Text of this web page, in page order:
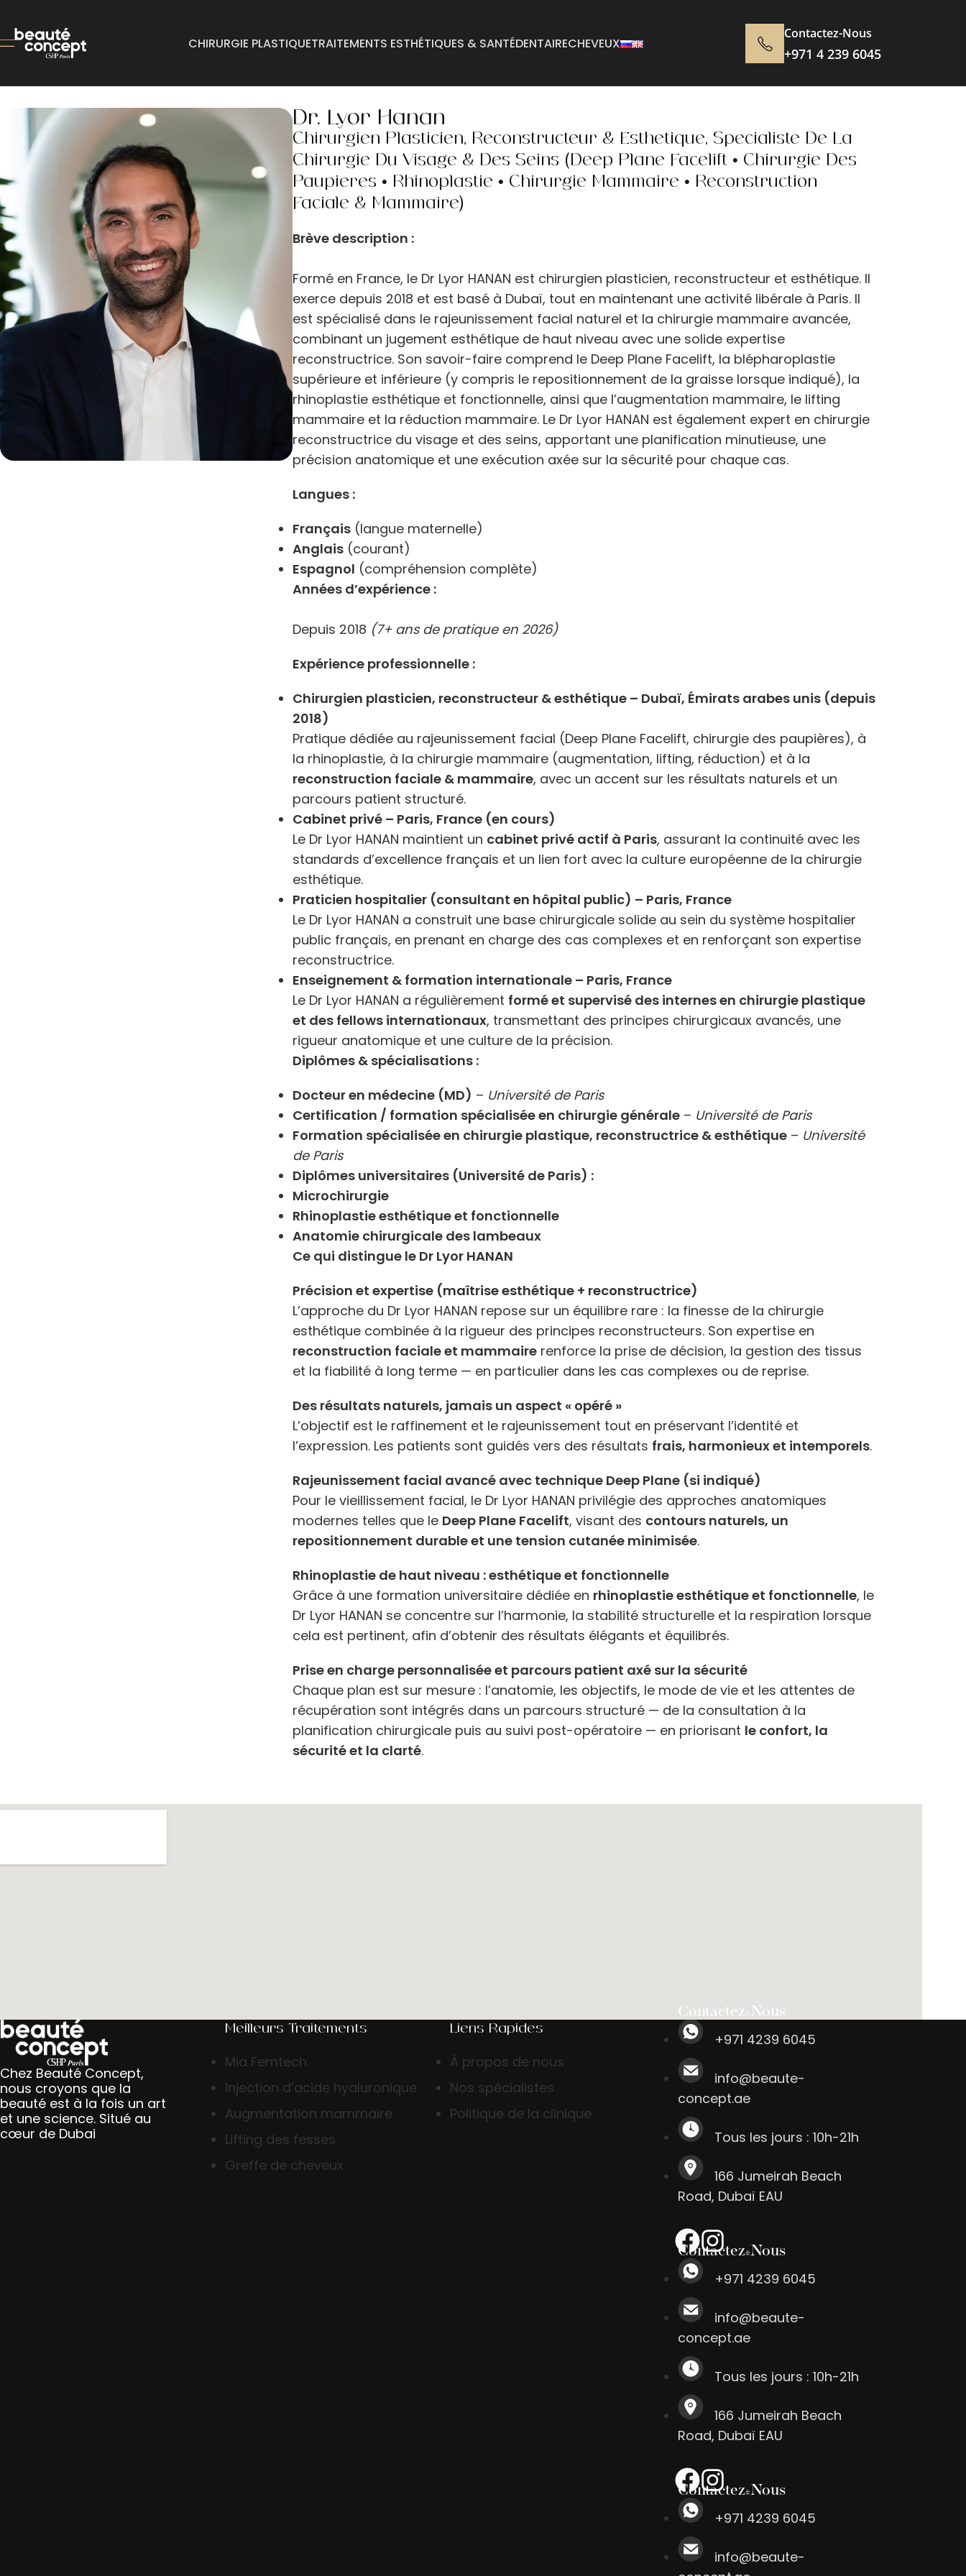
CHIRURGIE PLASTIQUE
Lifting des bras
Lifting du corps
Augmentation mammaire
Augmentation des seins
Réduction mammaire
Graisse buccale
Augmentation des fesses
(BBL)
Lipome
Liposuccion
Réduction mammaire
masculine
TRAITEMENTS ESTHÉTIQUES & SANTÉDENTAIRECHEVEUX
Contactez-Nous
+971 4 239 6045
Dr. Lyor Hanan
Chirurgien Plasticien, Reconstructeur & Esthétique, Spécialiste De La
Chirurgie Du Visage & Des Seins (Deep Plane Facelift • Chirurgie Des
Paupières • Rhinoplastie • Chirurgie Mammaire • Reconstruction
Faciale & Mammaire)
Brève description :
Formé en France, le Dr Lyor HANAN est chirurgien plasticien, reconstructeur et esthétique. Il
exerce depuis 2018 et est basé à Dubaï, tout en maintenant une activité libérale à Paris. Il
est spécialisé dans le rajeunissement facial naturel et la chirurgie mammaire avancée,
combinant un jugement esthétique de haut niveau avec une solide expertise
reconstructrice. Son savoir-faire comprend le Deep Plane Facelift, la blépharoplastie
supérieure et inférieure (y compris le repositionnement de la graisse lorsque indiqué), la
rhinoplastie esthétique et fonctionnelle, ainsi que l’augmentation mammaire, le lifting
mammaire et la réduction mammaire. Le Dr Lyor HANAN est également expert en chirurgie
reconstructrice du visage et des seins, apportant une planification minutieuse, une
précision anatomique et une exécution axée sur la sécurité pour chaque cas.
Langues :
Français (langue maternelle)
Anglais (courant)
Espagnol (compréhension complète)
Années d’expérience :
Depuis 2018 (7+ ans de pratique en 2026)
Expérience professionnelle :
Chirurgien plasticien, reconstructeur & esthétique – Dubaï, Émirats arabes unis (depuis
2018)
Pratique dédiée au rajeunissement facial (Deep Plane Facelift, chirurgie des paupières), à
la rhinoplastie, à la chirurgie mammaire (augmentation, lifting, réduction) et à la
reconstruction faciale & mammaire, avec un accent sur les résultats naturels et un
parcours patient structuré.
Cabinet privé – Paris, France (en cours)
Le Dr Lyor HANAN maintient un cabinet privé actif à Paris, assurant la continuité avec les
standards d’excellence français et un lien fort avec la culture européenne de la chirurgie
esthétique.
Praticien hospitalier (consultant en hôpital public) – Paris, France
Le Dr Lyor HANAN a construit une base chirurgicale solide au sein du système hospitalier
public français, en prenant en charge des cas complexes et en renforçant son expertise
reconstructrice.
Enseignement & formation internationale – Paris, France
Le Dr Lyor HANAN a régulièrement formé et supervisé des internes en chirurgie plastique
et des fellows internationaux, transmettant des principes chirurgicaux avancés, une
rigueur anatomique et une culture de la précision.
Diplômes & spécialisations :
Docteur en médecine (MD) – Université de Paris
Certification / formation spécialisée en chirurgie générale – Université de Paris
Formation spécialisée en chirurgie plastique, reconstructrice & esthétique – Université
de Paris
Diplômes universitaires (Université de Paris) :
Microchirurgie
Rhinoplastie esthétique et fonctionnelle
Anatomie chirurgicale des lambeaux
Ce qui distingue le Dr Lyor HANAN
Précision et expertise (maîtrise esthétique + reconstructrice)
L’approche du Dr Lyor HANAN repose sur un équilibre rare : la finesse de la chirurgie
esthétique combinée à la rigueur des principes reconstructeurs. Son expertise en
reconstruction faciale et mammaire renforce la prise de décision, la gestion des tissus
et la fiabilité à long terme — en particulier dans les cas complexes ou de reprise.
Des résultats naturels, jamais un aspect « opéré »
L’objectif est le raffinement et le rajeunissement tout en préservant l’identité et
l’expression. Les patients sont guidés vers des résultats frais, harmonieux et intemporels.
Rajeunissement facial avancé avec technique Deep Plane (si indiqué)
Pour le vieillissement facial, le Dr Lyor HANAN privilégie des approches anatomiques
modernes telles que le Deep Plane Facelift, visant des contours naturels, un
repositionnement durable et une tension cutanée minimisée.
Rhinoplastie de haut niveau : esthétique et fonctionnelle
Grâce à une formation universitaire dédiée en rhinoplastie esthétique et fonctionnelle, le
Dr Lyor HANAN se concentre sur l’harmonie, la stabilité structurelle et la respiration lorsque
cela est pertinent, afin d’obtenir des résultats élégants et équilibrés.
Prise en charge personnalisée et parcours patient axé sur la sécurité
Chaque plan est sur mesure : l’anatomie, les objectifs, le mode de vie et les attentes de
récupération sont intégrés dans un parcours structuré — de la consultation à la
planification chirurgicale puis au suivi post-opératoire — en priorisant le confort, la
sécurité et la clarté.
Chez Beauté Concept,
nous croyons que la
beauté est à la fois un art
et une science. Situé au
cœur de Dubai
Meilleurs Traitements
Mia Femtech
Injection d’acide hyaluronique
Augmentation mammaire
Lifting des fesses
Greffe de cheveux
Liens Rapides
À propos de nous
Nos spécialistes
Politique de la clinique
Contactez-Nous
+971 4239 6045
info@beaute-
concept.ae
Tous les jours : 10h-21h
166 Jumeirah Beach
Road, Dubaï EAU
Contactez-Nous
+971 4239 6045
info@beaute-
concept.ae
Tous les jours : 10h-21h
166 Jumeirah Beach
Road, Dubaï EAU
Contactez-Nous
+971 4239 6045
info@beaute-